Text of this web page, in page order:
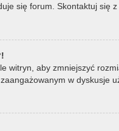
się forum. Skontaktuj się
witryn, aby zmniejszyć
w dyskusje